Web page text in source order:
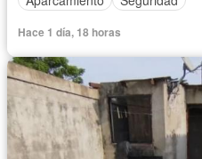
Hace 1 día, 18 horas